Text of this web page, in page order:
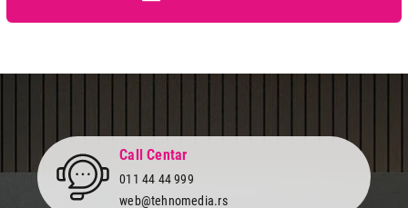
Call Centar
011 44 44 999
web@tehnomedia.rs